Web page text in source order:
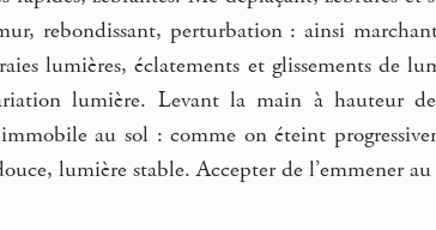
rebondissant, perturbation : ainsi
lumières, éclatements et glissements de
lumière. Levant la main à hauteur
au sol : comme on éteint
lumière stable. Accepter de l’emmener